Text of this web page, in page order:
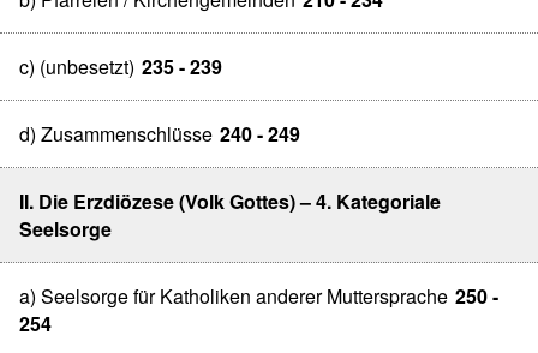
c) (unbesetzt) 235 - 239
d) Zusammenschlüsse 240 - 249
II. Die Erzdiözese (Volk Gottes) – 4. Kategoriale
Seelsorge
a) Seelsorge für Katholiken anderer Muttersprache 250 -
254